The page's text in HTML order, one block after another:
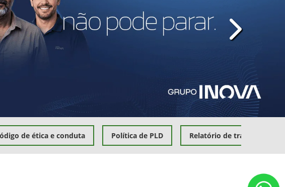
de ética e conduta Política de PLD Relatório de transparência